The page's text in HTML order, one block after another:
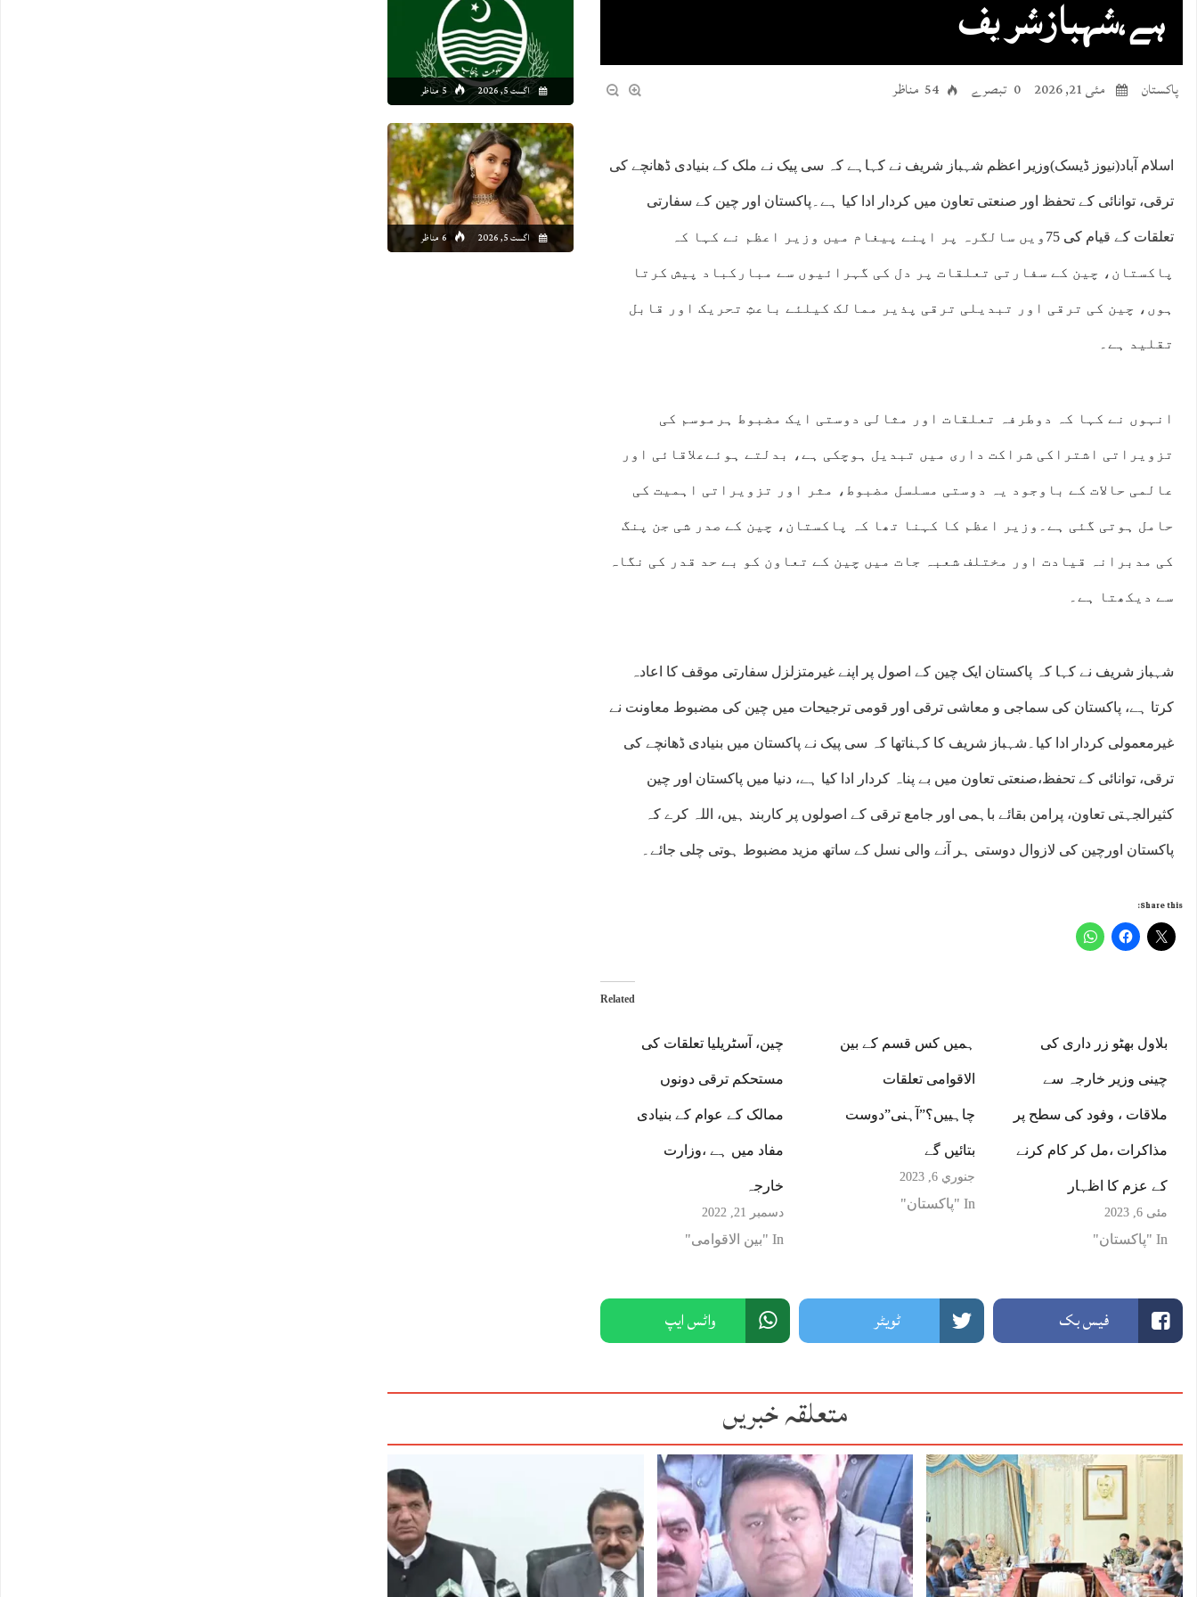
اگست 5, 2026 5 مناظر
اگست 5, 2026 6 مناظر
ہے،شہبازشریف
پاکستان مئی 21, 2026 0 تبصرے 54 مناظر
اسلام آباد(نیوز ڈیسک)وزیر اعظم شہباز شریف نے کہاہے کہ سی پیک نے ملک کے بنیادی ڈھانچے کی
ترقی، توانائی کے تحفظ اور صنعتی تعاون میں کردار ادا کیا ہے۔پاکستان اور چین کے سفارتی
تعلقات کے قیام کی 75ویں سالگرہ پر اپنے پیغام میں وزیر اعظم نے کہا کہ
پاکستان، چین کے سفارتی تعلقات پر دل کی گہرائیوں سے مبارکباد پیش کرتا
ہوں، چین کی ترقی اور تبدیلی ترقی پذیر ممالک کیلئے باعثِ تحریک اور قابل
تقلید ہے۔
انہوں نے کہا کہ دوطرفہ تعلقات اور مثالی دوستی ایک مضبوط ہرموسم کی
تزویراتی اشتراکی شراکت داری میں تبدیل ہوچکی ہے، بدلتے ہوئےعلاقائی اور
عالمی حالات کے باوجود یہ دوستی مسلسل مضبوط، مثر اور تزویراتی اہمیت کی
حامل ہوتی گئی ہے۔وزیر اعظم کا کہنا تھا کہ پاکستان، چین کے صدر شی جن پنگ
کی مدبرانہ قیادت اور مختلف شعبہ جات میں چین کے تعاون کو بے حد قدر کی نگاہ
سے دیکھتا ہے۔
شہباز شریف نے کہا کہ پاکستان ایک چین کے اصول پر اپنے غیرمتزلزل سفارتی موقف کا اعادہ
کرتا ہے، پاکستان کی سماجی و معاشی ترقی اور قومی ترجیحات میں چین کی مضبوط معاونت نے
غیرمعمولی کردار ادا کیا۔شہباز شریف کا کہناتھا کہ سی پیک نے پاکستان میں بنیادی ڈھانچے کی
ترقی، توانائی کے تحفظ،صنعتی تعاون میں بے پناہ کردار ادا کیا ہے، دنیا میں پاکستان اور چین
کثیرالجہتی تعاون، پرامن بقائے باہمی اور جامع ترقی کے اصولوں پر کاربند ہیں، اللہ کرے کہ
پاکستان اورچین کی لازوال دوستی ہر آنے والی نسل کے ساتھ مزید مضبوط ہوتی چلی جائے۔
Share this:
Related
چین، آسٹریلیا تعلقات کی
مستحکم ترقی دونوں
ممالک کے عوام کے بنیادی
مفاد میں ہے ،وزارت
خارجہ
دسمبر 21, 2022
In "بین الاقوامی"
ہمیں کس قسم کے بین
الاقوامی تعلقات
چاہییں؟”آہنی”دوست
بتائیں گے
جنوري 6, 2023
In "پاکستان"
بلاول بھٹو زر داری کی
چینی وزیر خارجہ سے
ملاقات ، وفود کی سطح پر
مذاکرات ،مل کر کام کرنے
کے عزم کا اظہار
مئی 6, 2023
In "پاکستان"
فیس بک ٹویٹر واٹس ایپ
متعلقہ خبریں